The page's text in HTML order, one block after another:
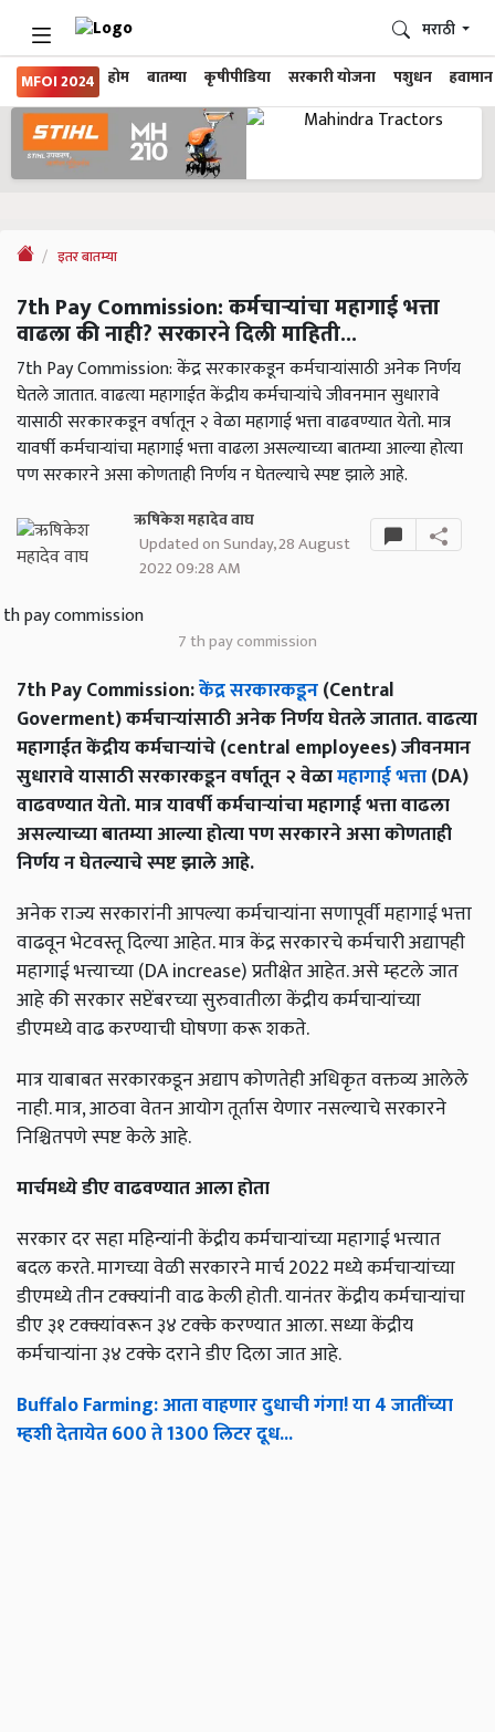
MFOI 2024 होम बातम्या कृषीपीडिया सरकारी योजना पशुधन हवामान
मराठी
इतर बातम्या
7th Pay Commission: कर्मचाऱ्यांचा महागाई भत्ता
वाढला की नाही? सरकारने दिली माहिती...
7th Pay Commission: केंद्र सरकारकडून कर्मचाऱ्यांसाठी अनेक निर्णय
घेतले जातात. वाढत्या महागाईत केंद्रीय कर्मचाऱ्यांचे जीवनमान सुधारावे
यासाठी सरकारकडून वर्षातून २ वेळा महागाई भत्ता वाढवण्यात येतो. मात्र
यावर्षी कर्मचाऱ्यांचा महागाई भत्ता वाढला असल्याच्या बातम्या आल्या होत्या
पण सरकारने असा कोणताही निर्णय न घेतल्याचे स्पष्ट झाले आहे.
ऋषिकेश महादेव वाघ
Updated on Sunday, 28 August
2022 09:28 AM
7 th pay commission
7th Pay Commission:केंद्र सरकारकडून(Central
Goverment) कर्मचाऱ्यांसाठी अनेक निर्णय घेतले जातात. वाढत्या
महागाईत केंद्रीय कर्मचाऱ्यांचे (central employees) जीवनमान
सुधारावे यासाठी सरकारकडून वर्षातून २ वेळामहागाई भत्ता(DA)
वाढवण्यात येतो. मात्र यावर्षी कर्मचाऱ्यांचा महागाई भत्ता वाढला
असल्याच्या बातम्या आल्या होत्या पण सरकारने असा कोणताही
निर्णय न घेतल्याचे स्पष्ट झाले आहे.
अनेक राज्य सरकारांनी आपल्या कर्मचाऱ्यांना सणापूर्वी महागाई भत्ता
वाढवून भेटवस्तू दिल्या आहेत. मात्र केंद्र सरकारचे कर्मचारी अद्यापही
महागाई भत्त्याच्या (DA increase) प्रतीक्षेत आहेत. असे म्हटले जात
आहे की सरकार सप्टेंबरच्या सुरुवातीला केंद्रीय कर्मचाऱ्यांच्या
डीएमध्ये वाढ करण्याची घोषणा करू शकते.
मात्र याबाबत सरकारकडून अद्याप कोणतेही अधिकृत वक्तव्य आलेले
नाही. मात्र, आठवा वेतन आयोग तूर्तास येणार नसल्याचे सरकारने
निश्चितपणे स्पष्ट केले आहे.
मार्चमध्ये डीए वाढवण्यात आला होता
सरकार दर सहा महिन्यांनी केंद्रीय कर्मचाऱ्यांच्या महागाई भत्त्यात
बदल करते. मागच्या वेळी सरकारने मार्च 2022 मध्ये कर्मचाऱ्यांच्या
डीएमध्ये तीन टक्क्यांनी वाढ केली होती. यानंतर केंद्रीय कर्मचाऱ्यांचा
डीए ३१ टक्क्यांवरून ३४ टक्के करण्यात आला. सध्या केंद्रीय
कर्मचाऱ्यांना ३४ टक्के दराने डीए दिला जात आहे.
Buffalo Farming: आता वाहणार दुधाची गंगा! या 4 जातींच्या
म्हशी देतायेत 600 ते 1300 लिटर दूध...